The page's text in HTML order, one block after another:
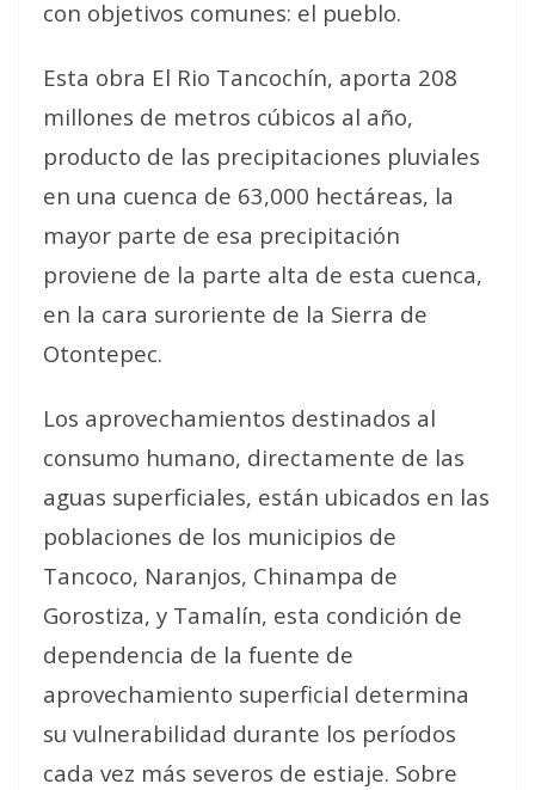
con objetivos comunes: el pueblo.
Esta obra El Rio Tancochín, aporta 208
millones de metros cúbicos al año,
producto de las precipitaciones pluviales
en una cuenca de 63,000 hectáreas, la
mayor parte de esa precipitación
proviene de la parte alta de esta cuenca,
en la cara suroriente de la Sierra de
Otontepec.
Los aprovechamientos destinados al
consumo humano, directamente de las
aguas superficiales, están ubicados en las
poblaciones de los municipios de
Tancoco, Naranjos, Chinampa de
Gorostiza, y Tamalín, esta condición de
dependencia de la fuente de
aprovechamiento superficial determina
su vulnerabilidad durante los períodos
cada vez más severos de estiaje. Sobre